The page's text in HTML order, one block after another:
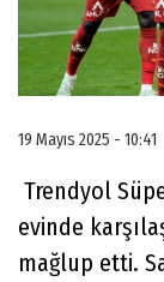
19 Mayıs 2025 - 10:41
Trendyol
evinde
mağlup etti.